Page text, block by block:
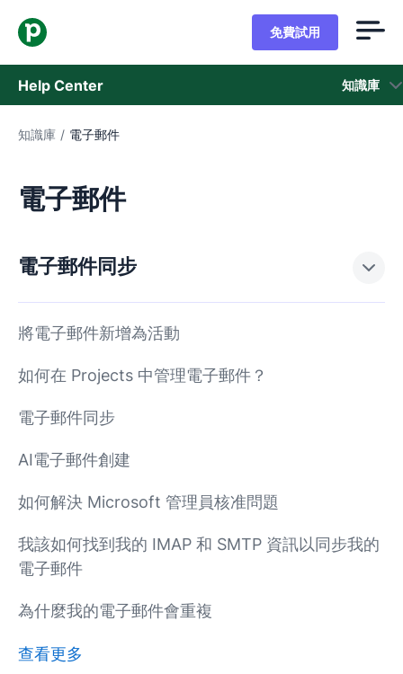
免費試用
Help Center 知識庫
知識庫
狀態
知識庫 / 電子郵件
電子郵件
電子郵件同步
將電子郵件新增為活動
如何在 Projects 中管理電子郵件？
電子郵件同步
AI電子郵件創建
如何解決 Microsoft 管理員核准問題
我該如何找到我的 IMAP 和 SMTP 資訊以同步我的
電子郵件
為什麼我的電子郵件會重複
查看更多